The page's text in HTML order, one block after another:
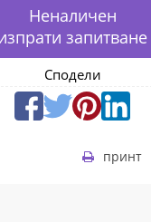
Неналичен
запитване
Сподели
принт